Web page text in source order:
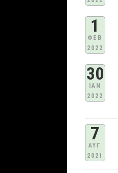
1
ΦΕΒ
2022
30
IAN
2022
7
ΑΥΓ
2021